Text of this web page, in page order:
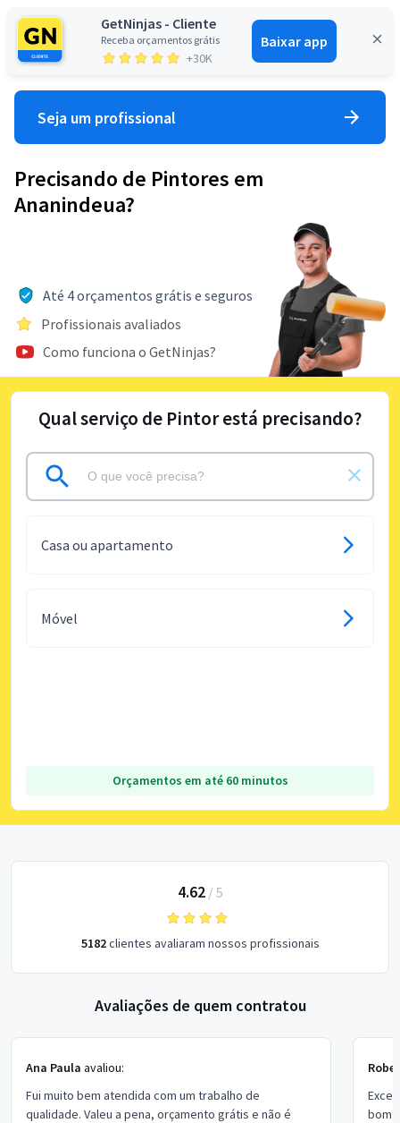
GetNinjas - Cliente
Receba orçamentos grátis
+30K
Baixar app
Entrar
Seja um profissional
Precisando de Pintores em
Ananindeua?
Até 4 orçamentos grátis e seguros
Profissionais avaliados
Como funciona o GetNinjas?
Qual serviço de Pintor está precisando?
Casa ou apartamento
Móvel
Orçamentos em até 60 minutos
4.62/ 5
5182clientes avaliaram nossos profissionais
Avaliações de quem contratou
Ana Paula avaliou:
Fui muito bem atendida com um trabalho de
qualidade. Valeu a pena, orçamento grátis e não é
bom